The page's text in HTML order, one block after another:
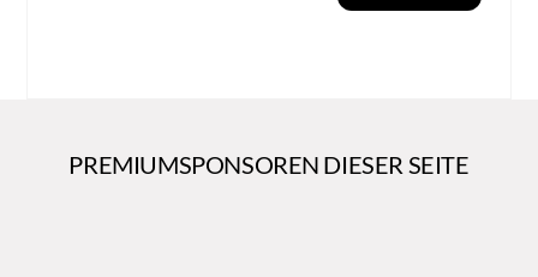
PREMIUMSPONSOREN DIESER SEITE